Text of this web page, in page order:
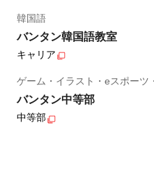
韓国語
バンタン韓国語教室
キャリア
ゲーム・イラスト・eスポーツ
バンタン中等部
中等部